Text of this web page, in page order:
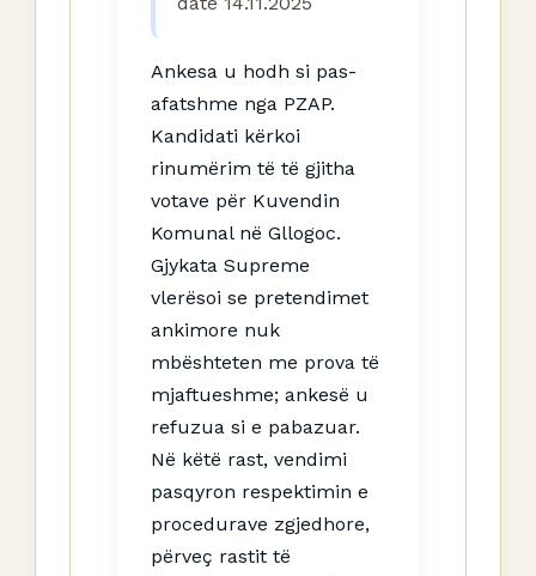
Ankesa u hodh si pas-
afatshme nga PZAP.
Kandidati kërkoi
rinumërim të të gjitha
votave për Kuvendin
Komunal në Gllogoc.
Gjykata Supreme
vlerësoi se pretendimet
ankimore nuk
mbështeten me prova të
mjaftueshme; ankesë u
refuzua si e pabazuar.
Në këtë rast, vendimi
pasqyron respektimin e
procedurave zgjedhore,
përveç rastit të